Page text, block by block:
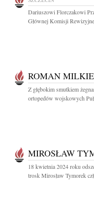
Dariuszowi Florczakowi
Głównej Komisji
ROMAN
Z głębokim smutkiem
ortopedów wojskowych
MIROSŁAW
18 kwietnia 2024 roku
trosk Mirosław Tymorek